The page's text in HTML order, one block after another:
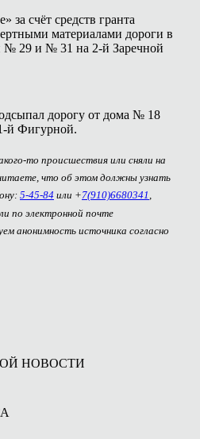
за счёт средств гранта
материалами дороги в
№ 29 и № 31 на 2-й Заречной
дорогу от дома № 18
й Фигурной.
то происшествия или сняли на
что об этом должны узнать
5-45-84 или +7(910)6680341 ,
по электронной почте
анонимность источника согласно
НОВОСТИ